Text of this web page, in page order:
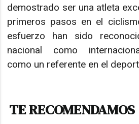
demostrado ser una atleta
primeros pasos en el
esfuerzo han sido
nacional como
como un referente en el
TE RECOMENDAMOS